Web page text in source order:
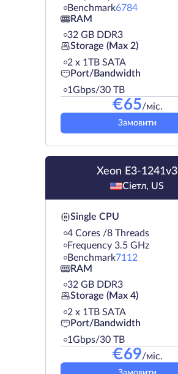
Benchmark6784
RAM
32 GB DDR3
Storage (Max 2)
2 х 1TB SATA
Port/Bandwidth
1Gbps/30 TB
€65/міс.
Замовити
Xeon E3-1241v3
Сіетл, US
Single CPU
4 Cores /8 Threads
Frequency 3.5 GHz
Benchmark7112
RAM
32 GB DDR3
Storage (Max 4)
2 х 1TB SATA
Port/Bandwidth
1Gbps/30 TB
€69/міс.